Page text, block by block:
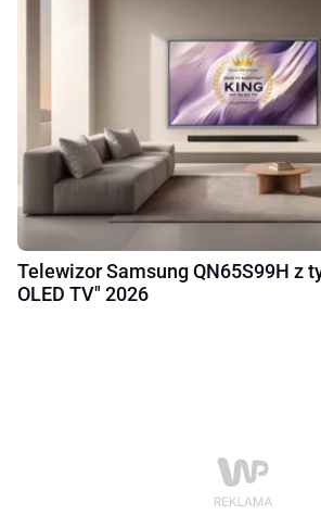
Telewizor Samsung QN65S99H z
OLED TV" 2026